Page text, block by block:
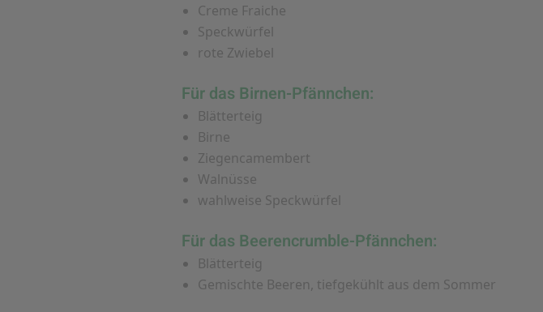
Creme Fraiche
Speckwürfel
rote Zwiebel
Für das Birnen-Pfännchen:
Blätterteig
Birne
Ziegencamembert
Walnüsse
wahlweise Speckwürfel
Für das Beerencrumble-Pfännchen:
Blätterteig
Gemischte Beeren, tiefgekühlt aus dem Sommer